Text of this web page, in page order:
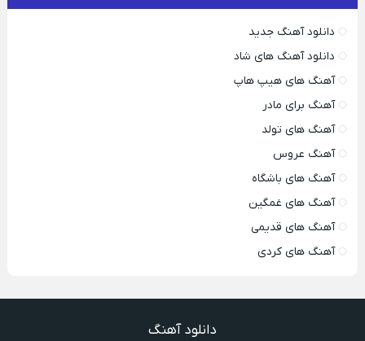
دانلود آهنگ جدید
دانلود آهنگ های شاد
آهنگ های هیپ هاپ
آهنگ برای مادر
آهنگ های تولد
آهنگ عروس
آهنگ های باشگاه
آهنگ های غمگین
آهنگ های قدیمی
آهنگ های کردی
دانلود آهنگ